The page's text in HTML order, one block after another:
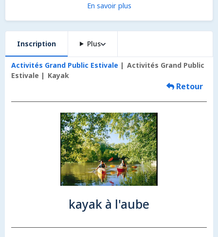
En savoir plus
Inscription Plus
Activités Grand Public Estivale
Activités Grand Public
Estivale
Kayak
Retour
kayak à l'aube